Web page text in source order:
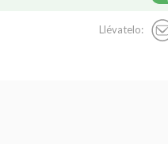
Llévatelo: